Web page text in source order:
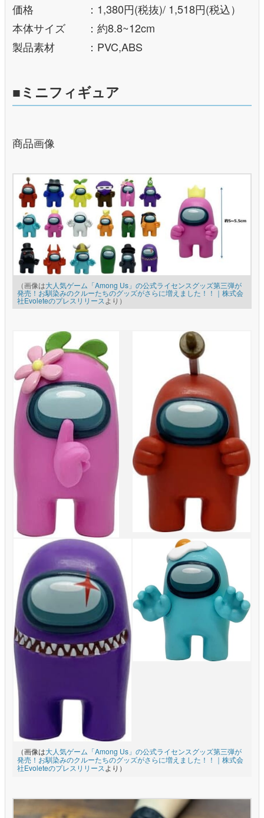
価格 ：1,380円(税抜)/ 1,518円(税込）
本体サイズ ：約8.8~12cm
製品素材 ：PVC,ABS
■ミニフィギュア
商品画像
（画像は大人気ゲーム「Among Us」の公式ライセンスグッズ第三弾が
発売！お馴染みのクルーたちのグッズがさらに増えました！！｜株式会
社Evoleteのプレスリリースより）
（画像は大人気ゲーム「Among Us」の公式ライセンスグッズ第三弾が
発売！お馴染みのクルーたちのグッズがさらに増えました！！｜株式会
社Evoleteのプレスリリース より）